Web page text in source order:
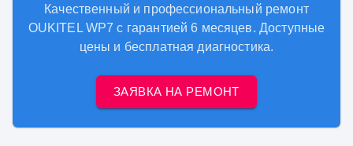
Качественный и профессиональный ремонт
OUKITEL WP7 с гарантией 6 месяцев. Доступные
цены и бесплатная диагностика.
ЗАЯВКА НА РЕМОНТ